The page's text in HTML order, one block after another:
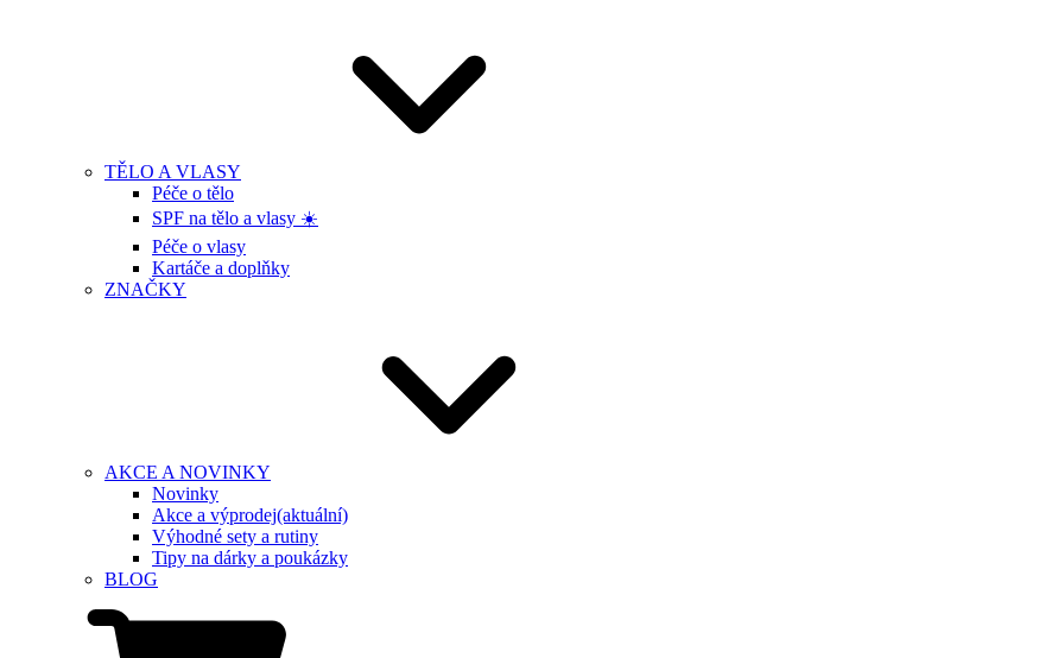
TĚLO A VLASY
Péče o tělo
SPF na tělo a vlasy ☀️
Péče o vlasy
Kartáče a doplňky
ZNAČKY
AKCE A NOVINKY
Novinky
Akce a výprodej(aktuální)
Výhodné sety a rutiny
Tipy na dárky a poukázky
BLOG